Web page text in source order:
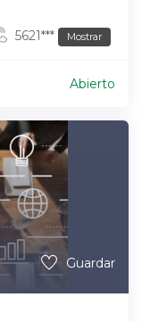
5621*** Mostrar
Abierto
Guardar